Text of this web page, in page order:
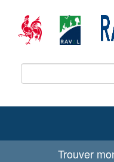
Trouver